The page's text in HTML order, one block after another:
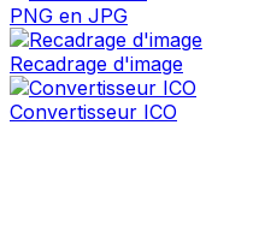
PNG en JPG
Recadrage d'image
Convertisseur ICO